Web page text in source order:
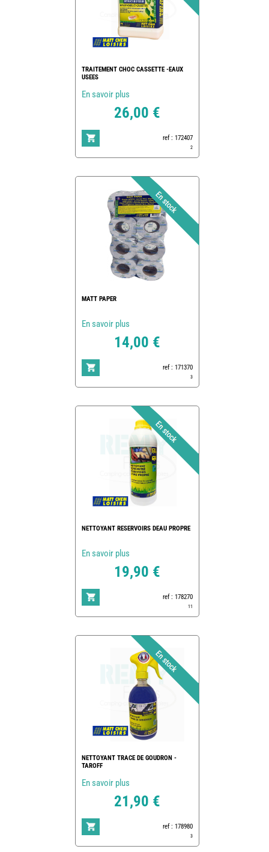
TRAITEMENT CHOC CASSETTE -EAUX
USEES
En savoir plus
26,00 €
ref : 172407
2
MATT PAPER
En savoir plus
14,00 €
ref : 171370
3
NETTOYANT RESERVOIRS DEAU PROPRE
En savoir plus
19,90 €
ref : 178270
11
NETTOYANT TRACE DE GOUDRON -
TAROFF
En savoir plus
21,90 €
ref : 178980
3